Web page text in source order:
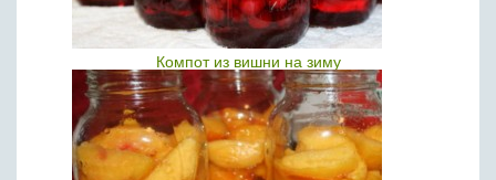
Компот из вишни на зиму